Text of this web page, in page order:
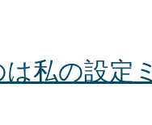
私の設定ミ